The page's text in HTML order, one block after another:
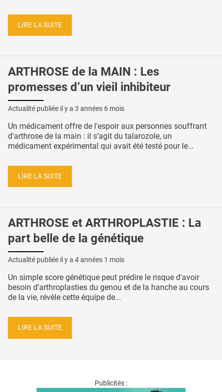
LIRE LA SUITE
ARTHROSE de la MAIN : Les
promesses d’un vieil inhibiteur
Actualité publiée il y a 3 années 6 mois
Un médicament offre de l'espoir aux personnes souffrant
d'arthrose de la main : il s’agit du talarozole, un
médicament expérimental qui avait été testé pour le...
LIRE LA SUITE
ARTHROSE et ARTHROPLASTIE : La
part belle de la génétique
Actualité publiée il y a 4 années 1 mois
Un simple score génétique peut prédire le risque d'avoir
besoin d'arthroplasties du genou et de la hanche au cours
de la vie, révèle cette équipe de...
LIRE LA SUITE
Publicités :